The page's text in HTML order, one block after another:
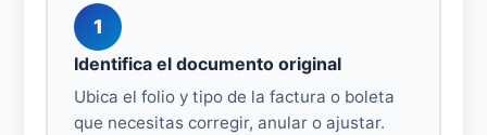
1
Identifica el documento original
Ubica el folio y tipo de la factura o boleta
que necesitas corregir, anular o ajustar.